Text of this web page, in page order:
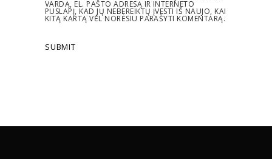
VARDĄ, EL. PAŠTO ADRESĄ IR INTERNETO
PUSLAPĮ, KAD JŲ NEBEREIKTŲ ĮVESTI IŠ NAUJO, KAI
KITĄ KARTĄ VĖL NORĖSIU PARAŠYTI KOMENTARĄ.